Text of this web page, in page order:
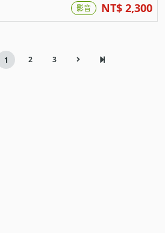
影音 NT$ 2,300
1 2 3